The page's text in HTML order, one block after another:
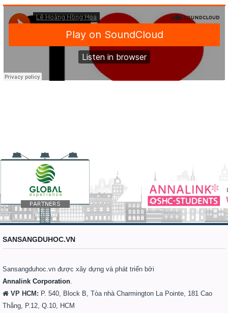
SANSANGDUHOC.VN
Sansangduhoc.vn được xây dựng và phát triển bởi
Annalink Corporation
VP HCM: P. 540, Block B, Tòa nhà Charmington La Pointe, 181 Cao
Thắng, P.12, Q.10, HCM